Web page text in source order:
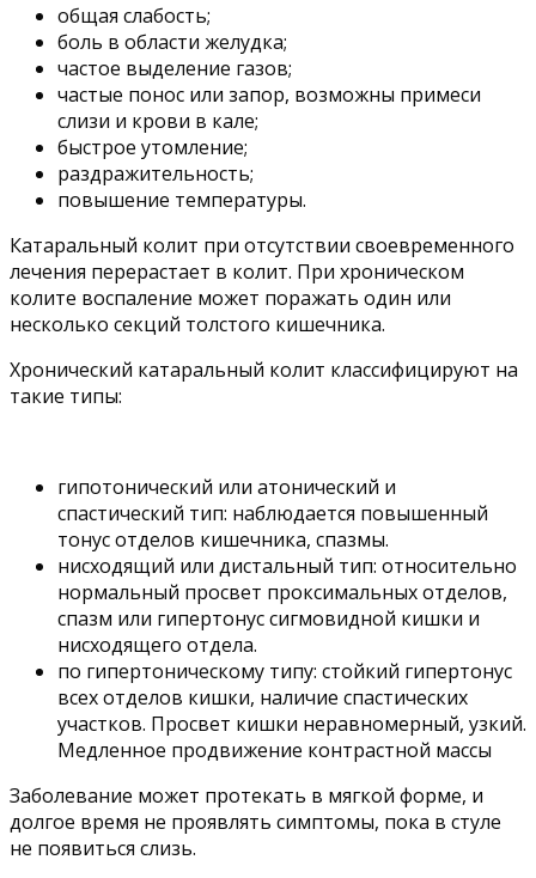
общая слабость;
боль в области желудка;
частое выделение газов;
частые понос или запор, возможны примеси
слизи и крови в кале;
быстрое утомление;
раздражительность;
повышение температуры.
Катаральный колит при отсутствии своевременного
лечения перерастает в колит. При хроническом
колите воспаление может поражать один или
несколько секций толстого кишечника.
Хронический катаральный колит классифицируют на
такие типы:
гипотонический или атонический и
спастический тип: наблюдается повышенный
тонус отделов кишечника, спазмы.
нисходящий или дистальный тип: относительно
нормальный просвет проксимальных отделов,
спазм или гипертонус сигмовидной кишки и
нисходящего отдела.
по гипертоническому типу: стойкий гипертонус
всех отделов кишки, наличие спастических
участков. Просвет кишки неравномерный, узкий.
Медленное продвижение контрастной массы
Заболевание может протекать в мягкой форме, и
долгое время не проявлять симптомы, пока в стуле
не появиться слизь.